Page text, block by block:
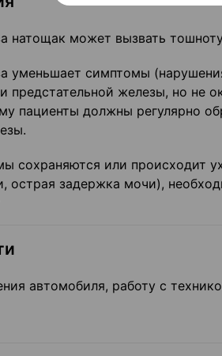
натощак может вызвать
уменьшает симптомы
предстательной железы, но не
пациенты должны ре­гулярно
сохраняются или происходит
острая задержка мочи),
автомобиля, работу с